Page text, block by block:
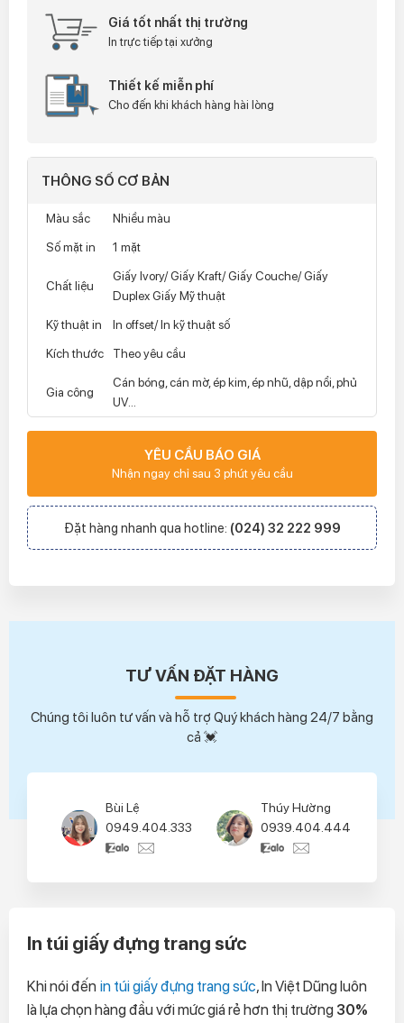
Giá tốt nhất thị trường
In trực tiếp tại xưởng
Thiết kế miễn phí
Cho đến khi khách hàng hài lòng
THÔNG SỐ CƠ BẢN
Màu sắc
Nhiều màu
Số mặt in
1 mặt
Chất liệu
Giấy Ivory/ Giấy Kraft/ Giấy Couche/ Giấy
Duplex Giấy Mỹ thuật
Kỹ thuật in
In offset/ In kỹ thuật số
Kích thước
Theo yêu cầu
Gia công
Cán bóng, cán mờ, ép kim, ép nhũ, dập nổi, phủ
UV...
YÊU CẦU BÁO GIÁ
Nhận ngay chỉ sau 3 phút yêu cầu
Đặt hàng nhanh qua hotline: (024) 32 222 999
TƯ VẤN ĐẶT HÀNG
Chúng tôi luôn tư vấn và hỗ trợ Quý khách hàng 24/7 bằng
cả 💓
Bùi Lệ
0949.404.333
Thúy Hường
0939.404.444
In túi giấy đựng trang sức
Khi nói đến in túi giấy đựng trang sức, In Việt Dũng luôn
là lựa chọn hàng đầu với mức giá rẻ hơn thị trường 30%